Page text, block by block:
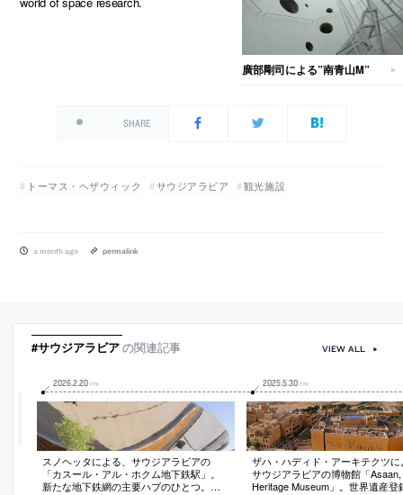
廣部剛司による”南青山M”
SHARE
トーマス・ヘザウィック サウジアラビア 観光施設
a month ago permalink
#サウジアラビアの関連記事
2026.2.20 FRI
スノヘッタによる、サウジアラビアの
「カスール・アル・ホクム地下鉄駅」。
新たな地下鉄網の主要ハブのひとつ。焦
2025.5.30 FRI
ザハ・ハディド・アーキテクツに
サウジアラビアの博物館「
Heritage Museum」。世界遺産登
VIEW ALL